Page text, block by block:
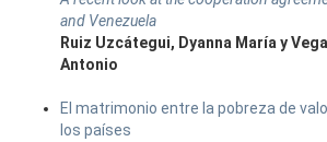
and Venezuela
Ruiz Uzcátegui, Dyanna María y
Antonio
El matrimonio entre la pobreza de
los países